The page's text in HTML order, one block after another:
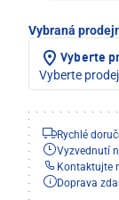
Vybraná
Vyberte
Vyberte
Rychlé
Vyzvednutí
Kontaktujte
Doprava